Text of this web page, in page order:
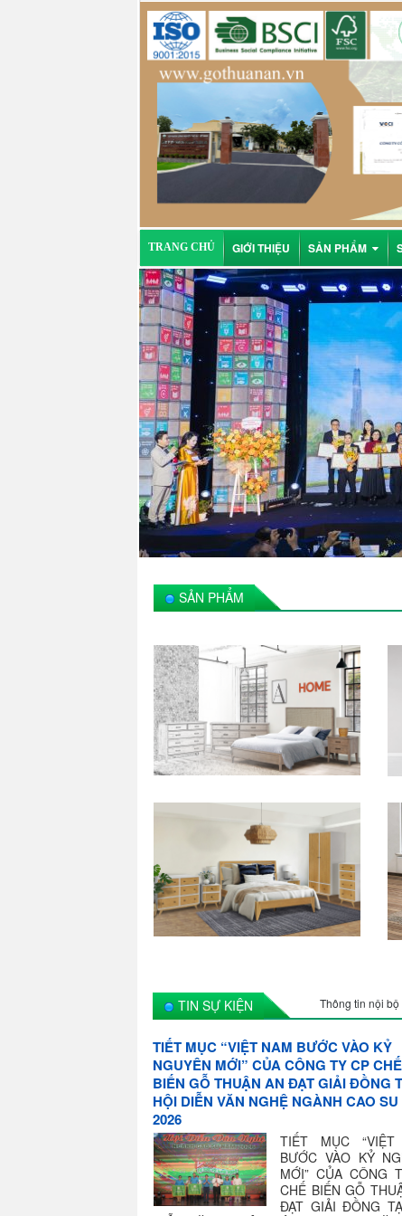
TRANG CHỦ GIỚI THIỆU SẢN PHẨM
SẢN PHẨM
TIN SỰ KIỆN Thông tin nội bộ
TIẾT MỤC “VIỆT NAM BƯỚC VÀO KỶ
NGUYÊN MỚI” CỦA CÔNG TY CP CHẾ
BIẾN GỖ THUẬN AN ĐẠT GIẢI ĐỒNG
HỘI DIỄN VĂN NGHỆ NGÀNH CAO
2026
TIẾT MỤC “VIỆT
BƯỚC VÀO KỶ
MỚI” CỦA CÔNG
CHẾ BIẾN GỖ
ĐẠT GIẢI ĐỒNG